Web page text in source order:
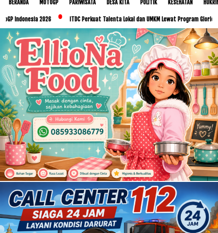
BERANDA MOTOGP PARIWISATA DESA KITA POLITIK KESEHATAN
2026 ITDC Perkuat Talenta Lokal dan UMKM Lewat Program Glorious Golo